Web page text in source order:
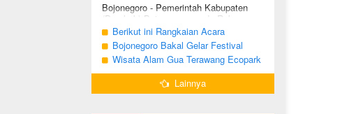
Bojonegoro - Pemerintah Kabupaten
(Pemkab) Bojonegoro, pada Rabu
malam (18/03/2026), bertempat di Jalan
Mas Tumapel Bojoonegoro,
melaunching Kalender Event
Bojonegoro ...
Berikut ini Rangkaian Acara
Peringatan Hari Jadi Bojonegoro Ke-
348 Tahun 2025
Bojonegoro Bakal Gelar Festival
Geopark 2025
Wisata Alam Gua Terawang Ecopark
Blora Kini Semakin Menarik
Lainnya